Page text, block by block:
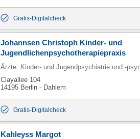
Gratis-Digitalcheck
Johannsen Christoph Kinder- und
Jugendlichenpsychotherapiepraxis
Clayallee 104
14195 Berlin - Dahlem
Gratis-Digitalcheck
Kahleyss Margot